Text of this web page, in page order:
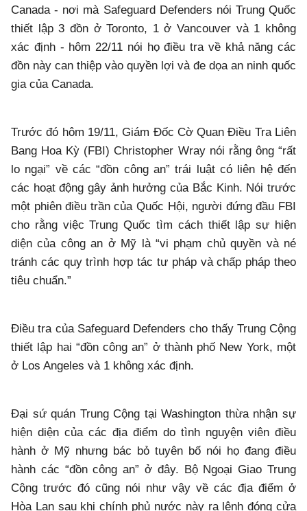
Canada - nơi mà Safeguard Defenders nói Trung Quốc
thiết lập 3 đồn ở Toronto, 1 ở Vancouver và 1 không
xác định - hôm 22/11 nói họ điều tra về khả năng các
đồn này can thiệp vào quyền lợi và đe dọa an ninh quốc
gia của Canada.
Trước đó hôm 19/11, Giám Đốc Cờ Quan Điều Tra Liên
Bang Hoa Kỳ (FBI) Christopher Wray nói rằng ông “rất
lo ngại” về các “đồn công an” trái luật có liên hệ đến
các hoạt động gây ảnh hưởng của Bắc Kinh. Nói trước
một phiên điều trần của Quốc Hội, người đứng đầu FBI
cho rằng việc Trung Quốc tìm cách thiết lập sự hiện
diện của công an ở Mỹ là “vi phạm chủ quyền và né
tránh các quy trình hợp tác tư pháp và chấp pháp theo
tiêu chuẩn.”
Điều tra của Safeguard Defenders cho thấy Trung Cộng
thiết lập hai “đồn công an” ở thành phố New York, một
ở Los Angeles và 1 không xác định.
Đại sứ quán Trung Cộng tại Washington thừa nhận sự
hiện diện của các địa điểm do tình nguyện viên điều
hành ở Mỹ nhưng bác bỏ tuyên bố nói họ đang điều
hành các “đồn công an” ở đây. Bộ Ngoại Giao Trung
Cộng trước đó cũng nói như vậy về các địa điểm ở
Hòa Lan sau khi chính phủ nước này ra lệnh đóng cửa